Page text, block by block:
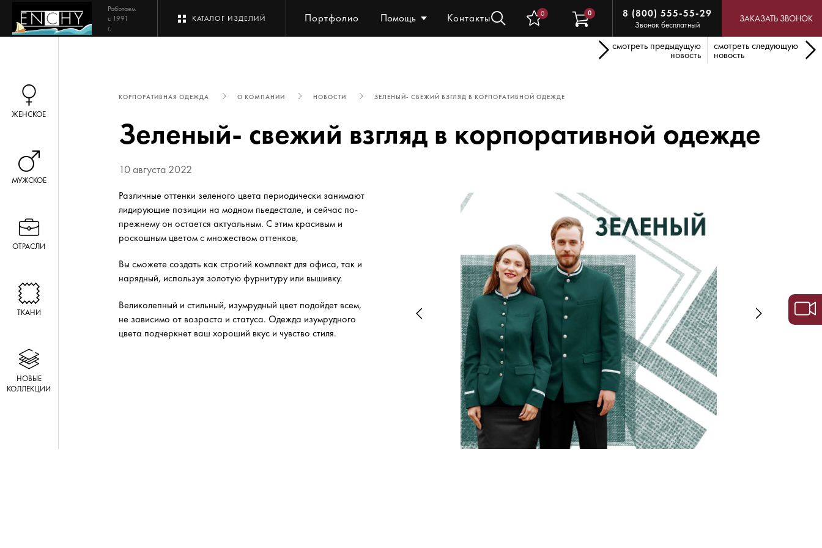
Работаем
с 1991
г.
КАТАЛОГ ИЗДЕЛИЙ Портфолио Помощь Контакты 0 0 8 (800) 555-55-29
Звонок бесплатный
ЗАКАЗАТЬ ЗВОНОК
ЖЕНСКОЕ
МУЖСКОЕ
ОТРАСЛИ
ТКАНИ
НОВЫЕ
КОЛЛЕКЦИИ
КОРПОРАТИВНАЯ ОДЕЖДА О КОМПАНИИ НОВОСТИ ЗЕЛЕНЫЙ- СВЕЖИЙ ВЗГЛЯД В КОРПОРАТИВНОЙ ОДЕЖДЕ
Зеленый- свежий взгляд в корпоративной одежде
10 августа 2022
Различные оттенки зеленого цвета периодически занимают
лидирующие позиции на модном пьедестале, и сейчас по-
прежнему он остается актуальным. С этим красивым и
роскошным цветом с множеством оттенков,
Вы сможете создать как строгий комплект для офиса, так и
нарядный, используя золотую фурнитуру или вышивку.
Великолепный и стильный, изумрудный цвет подойдет всем,
не зависимо от возраста и статуса. Одежда изумрудного
цвета подчеркнет ваш хороший вкус и чувство стиля.
смотреть предыдущую
новость
смотреть следующую
новость